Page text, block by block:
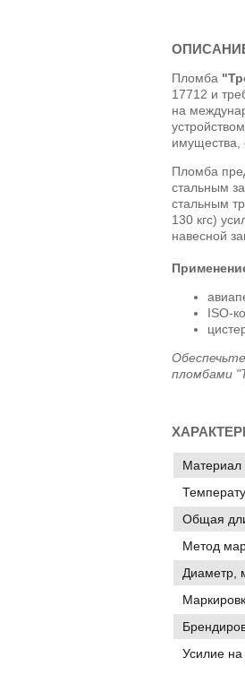
Пломба
17712 и
на
Пломба
стальным
стальным
130 кгс)
навесной
ISO-
пломбами
Материал
Общая
Метод
Диаметр,
Усилие на